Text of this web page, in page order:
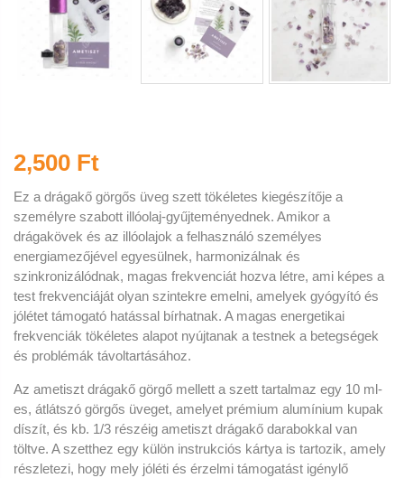
2,500 Ft
Ez a drágakő görgős üveg szett tökéletes kiegészítője a
személyre szabott illóolaj-gyűjteményednek. Amikor a
drágakövek és az illóolajok a felhasználó személyes
energiamezőjével egyesülnek, harmonizálnak és
szinkronizálódnak, magas frekvenciát hozva létre, ami képes a
test frekvenciáját olyan szintekre emelni, amelyek gyógyító és
jólétet támogató hatással bírhatnak. A magas energetikai
frekvenciák tökéletes alapot nyújtanak a testnek a betegségek
és problémák távoltartásához.
Az ametiszt drágakő görgő mellett a szett tartalmaz egy 10 ml-
es, átlátszó görgős üveget, amelyet prémium alumínium kupak
díszít, és kb. 1/3 részéig ametiszt drágakő darabokkal van
töltve. A szetthez egy külön instrukciós kártya is tartozik, amely
részletezi, hogy mely jóléti és érzelmi támogatást igénylő